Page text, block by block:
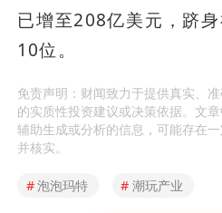
已增至208亿美元，跻
10位。
免责声明：财闻致力于提供真实、
的实质性投资建议或决策依据。文
辅助生成或分析的信息，可能存在
并核实。
#泡泡玛特 # 潮玩产业